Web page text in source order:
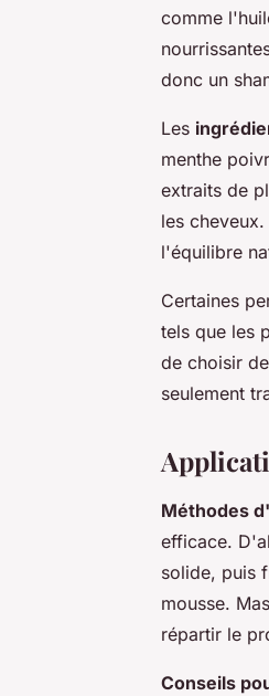
comme
donc un
Les
menthe
extraits de
les
l'équilibre
Certaines
tels que les
de choisir
seulement
Méthodes
efficace.
solide, puis
mousse.
répartir le
Conseils